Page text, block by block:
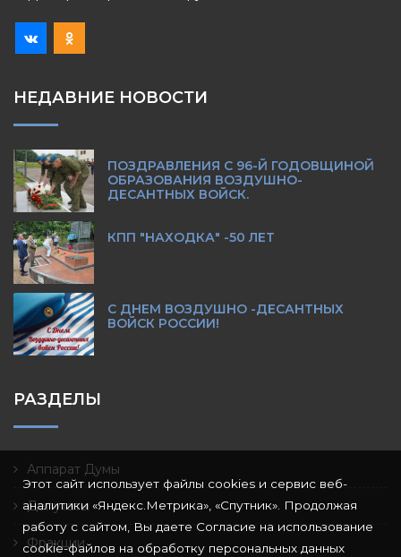
НЕДАВНИЕ НОВОСТИ
ПОЗДРАВЛЕНИЯ С 96-Й ГОДОВЩИНОЙ
ОБРАЗОВАНИЯ ВОЗДУШНО-
ДЕСАНТНЫХ ВОЙСК.
КПП "НАХОДКА" -50 ЛЕТ
С ДНЕМ ВОЗДУШНО -ДЕСАНТНЫХ
ВОЙСК РОССИИ!
РАЗДЕЛЫ
Аппарат Думы
Депутаты
Фракции
Этот сайт использует файлы cookies и сервис веб-
аналитики «Яндекс.Метрика», «Спутник». Продолжая
работу с сайтом, Вы даете Согласие на использование
cookie-файлов на обработку персональных данных